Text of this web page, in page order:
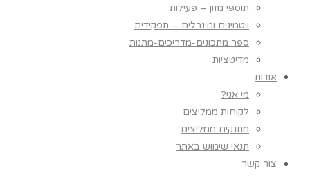
תוספי מזון – פעילות
ויטמינים ומינרלים – תפקידים
ספר מתכונים-מדריכים-מתנות
מדיטציות
אודות
מי אני?
לקוחות ממליצים
מתנקים ממליצים
תנאי שימוש באתר
צור קשר